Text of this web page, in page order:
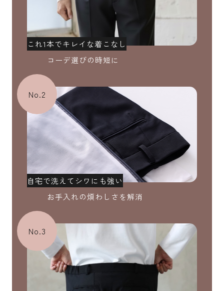
これ1本でキレイな着こなし
コーデ選びの時短に
No.2
自宅で洗えてシワにも強い
お手入れの煩わしさを解消
No.3